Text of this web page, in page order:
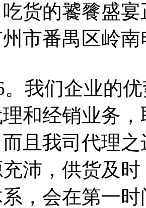
货的饕餮盛
市番禺区岭
。我们企业的
和经销业务
且我司代理
沛，供货及
，会在第一